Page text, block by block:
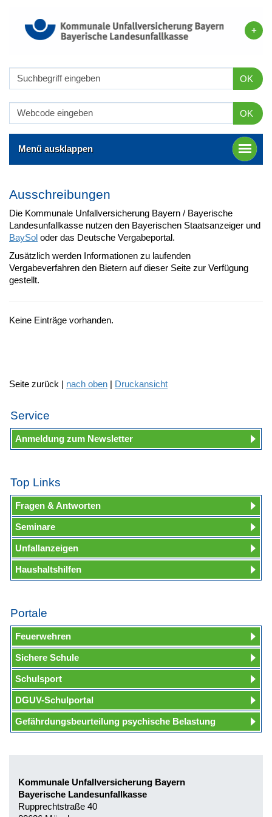
OK
OK
Menü ausklappen
Ausschreibungen
Die Kommunale Unfallversicherung Bayern / Bayerische
Landesunfallkasse nutzen den Bayerischen Staatsanzeiger und
BaySol oder das Deutsche Vergabeportal.
Zusätzlich werden Informationen zu laufenden
Vergabeverfahren den Bietern auf dieser Seite zur Verfügung
gestellt.
Keine Einträge vorhanden.
Seite zurück | nach oben | Druckansicht
Service
Anmeldung zum Newsletter
Top Links
Fragen & Antworten
Seminare
Unfallanzeigen
Haushaltshilfen
Portale
Feuerwehren
Sichere Schule
Schulsport
DGUV-Schulportal
Gefährdungsbeurteilung psychische Belastung
Kommunale Unfallversicherung Bayern
Bayerische Landesunfallkasse
Rupprechtstraße 40